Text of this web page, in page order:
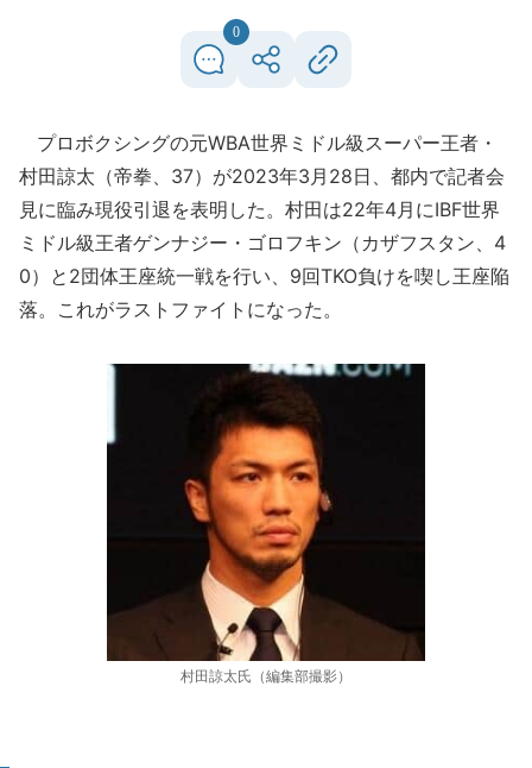
0
プロボクシングの元WBA世界ミドル級スーパー王者・
村田諒太（帝拳、37）が2023年3月28日、都内で記者会
見に臨み現役引退を表明した。村田は22年4月にIBF世界
ミドル級王者ゲンナジー・ゴロフキン（カザフスタン、4
0）と2団体王座統一戦を行い、9回TKO負けを喫し王座陥
落。これがラストファイトになった。
村田諒太氏（編集部撮影）